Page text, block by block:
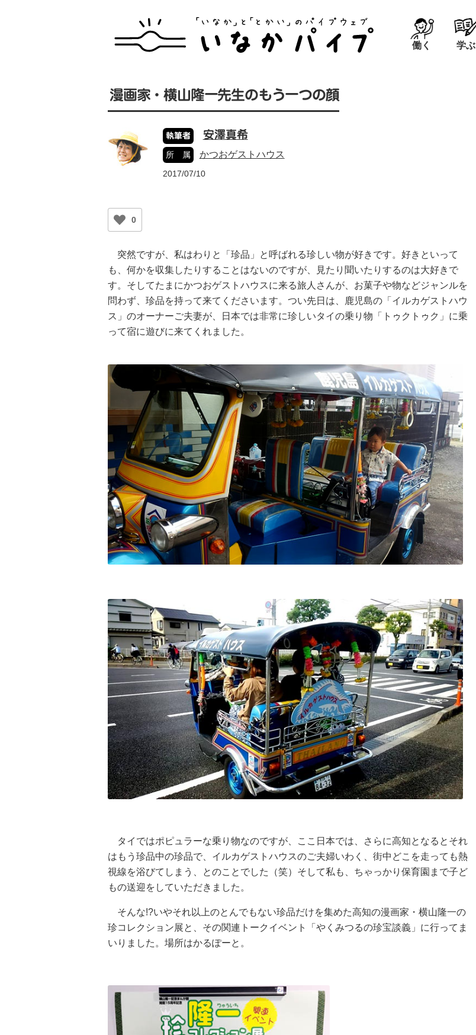
働く 学ぶ
漫画家・横山隆一先生のもう一つの顔
執筆者 安澤真希
所 属 かつおゲストハウス
2017/07/10
0
突然ですが、私はわりと「珍品」と呼ばれる珍しい物が好きです。好きといって
も、何かを収集したりすることはないのですが、見たり聞いたりするのは大好きで
す。そしてたまにかつおゲストハウスに来る旅人さんが、お菓子や物などジャンルを
問わず、珍品を持って来てくださいます。つい先日は、鹿児島の「イルカゲストハウ
ス」のオーナーご夫妻が、日本では非常に珍しいタイの乗り物「トゥクトゥク」に乗
って宿に遊びに来てくれました。
タイではポピュラーな乗り物なのですが、ここ日本では、さらに高知となるとそれ
はもう珍品中の珍品で、イルカゲストハウスのご夫婦いわく、街中どこを走っても熱
視線を浴びてしまう、とのことでした（笑）そして私も、ちゃっかり保育園まで子ど
もの送迎をしていただきました。
そんな!?いやそれ以上のとんでもない珍品だけを集めた高知の漫画家・横山隆一の
珍コレクション展と、その関連トークイベント「やくみつるの珍宝談義」に行ってま
いりました。場所はかるぽーと。